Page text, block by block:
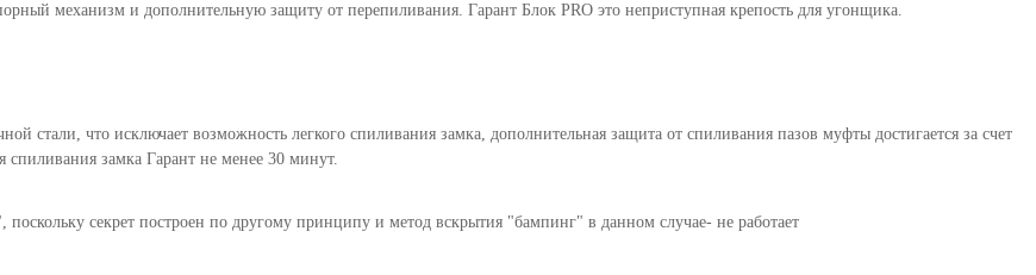
механизм и дополнительную защиту от перепиливания. Гарант Блок PRO это неприступная крепость для угонщика.
стали, что исключает возможность легкого спиливания замка, дополнительная защита от спиливания пазов муфты достигается за счет
замка Гарант не менее 30 минут.
секрет построен по другому принципу и метод вскрытия "бампинг" в данном случае- не работает